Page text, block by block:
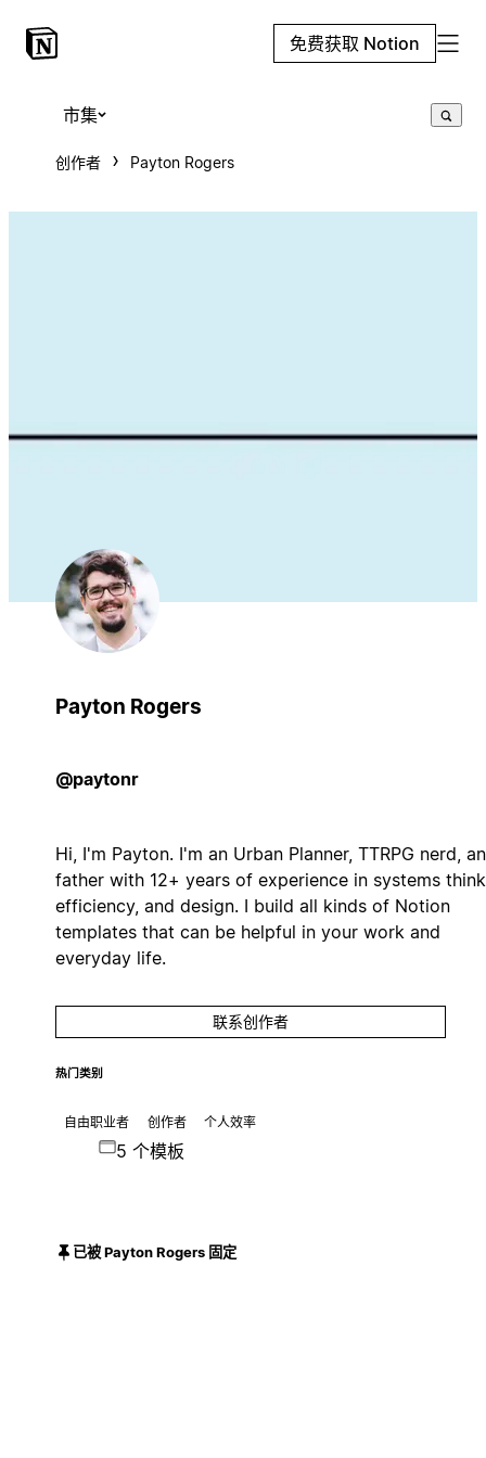
免费获取 Notion
市集
创作者 Payton Rogers
Payton Rogers
@paytonr
Hi, I'm Payton. I'm an Urban Planner, TTRPG nerd,
father with 12+ years of experience in systems
efficiency, and design. I build all kinds of Notion
templates that can be helpful in your work and
everyday life.
联系创作者
热门类别
自由职业者 创作者 个人效率
5 个模板
已被 Payton Rogers 固定